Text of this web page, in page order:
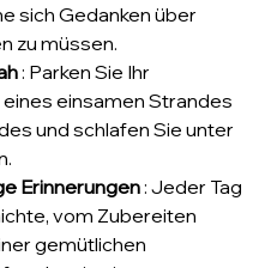
sich Gedanken über
zu müssen.
: Parken Sie Ihr
einsamen Strandes
und schlafen Sie unter
Erinnerungen : Jeder Tag
vom Zubereiten
gemütlichen